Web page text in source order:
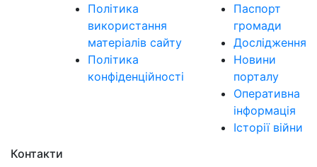
Політика
використання
матеріалів сайту
Політика
конфіденційності
Паспорт
громади
Дослідження
Новини
порталу
Оперативна
інформація
Історії війни
Контакти